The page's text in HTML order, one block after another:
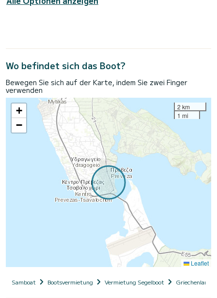
Wo befindet sich das Boot?
Bewegen Sie sich auf der Karte, indem Sie zwei Finger
verwenden
+
−
2 km
1 mi
Leaflet
Samboat Bootsvermietung Vermietung Segelboot Griechenland